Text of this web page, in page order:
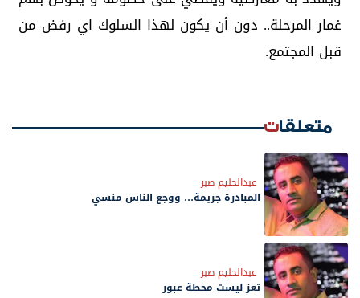
غمار المرحلة.. دون أن يكون لهذا السلوك اي رفض من
قبل المجتمع.
متعلقات
عبدالحليم صبر
المبادرة جريمة… ووجع الناس منسي
عبدالحليم صبر
تعز ليست محطة عبور